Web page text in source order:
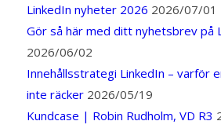
LinkedIn nyheter 2026 2026/07/01
Gör så här med ditt nyhetsbrev på
2026/06/02
Innehållsstrategi LinkedIn – varför
inte räcker 2026/05/19
Kundcase | Robin Rudholm, VD R3